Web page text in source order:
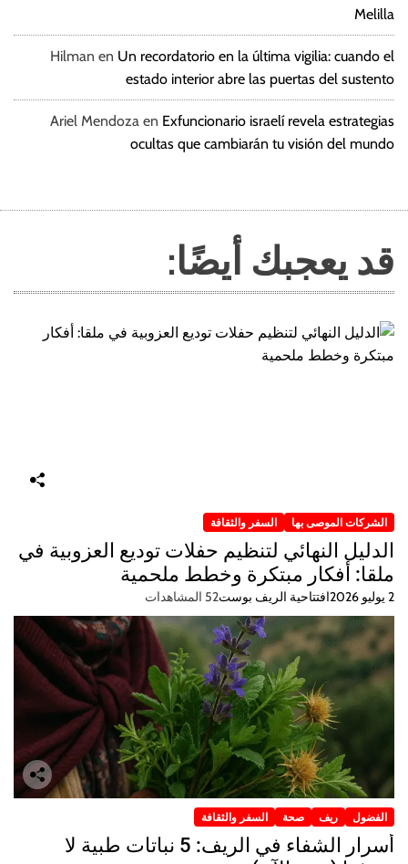
Melilla
Hilman en Un recordatorio en la última vigilia: cuando el
estado interior abre las puertas del sustento
Ariel Mendoza en Exfuncionario israelí revela estrategias
ocultas que cambiarán tu visión del mundo
قد يعجبك أيضًا:
الشركات الموصى بها السفر والثقافة
الدليل النهائي لتنظيم حفلات توديع العزوبية في
ملقا: أفكار مبتكرة وخطط ملحمية
2 يوليو 2026 افتتاحية الريف بوست52 المشاهدات
الفضول ريف صحة السفر والثقافة
أسرار الشفاء في الريف: 5 نباتات طبية لا